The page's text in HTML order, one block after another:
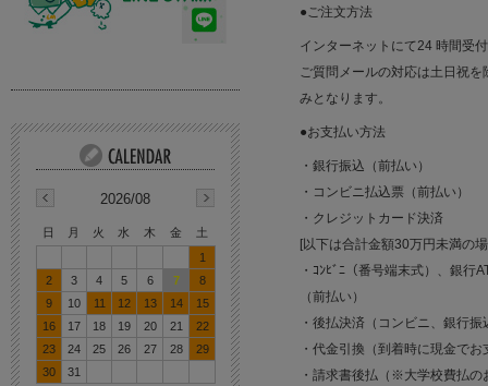
●ご注文方法
インターネットにて24 時間受
ご質問メールの対応は土日祝
みとなります。
●お支払い方法
・銀行振込（前払い）
・コンビニ払込票（前払い）
・クレジットカード決済
[以下は合計金額30万円未満の
・ｺﾝﾋﾞﾆ（番号端末式）、銀行
（前払い）
・後払決済（コンビニ、銀行
・代金引換（到着時に現金でお
・請求書後払（※大学校費払の
2026/08
日 月 火 水 木 金
土
1
2
3 4 5 6 7
8
9
10 11 12 13 14
15
16
17 18 19 20 21
22
23
24 25 26 27 28
29
30
31